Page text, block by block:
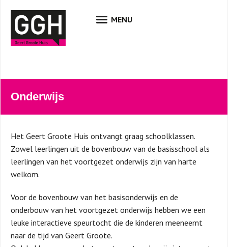
Onderwijs
Het Geert Groote Huis ontvangt graag schoolklassen.
Zowel leerlingen uit de bovenbouw van de basisschool als
leerlingen van het voortgezet onderwijs zijn van harte
welkom.
Voor de bovenbouw van het basisonderwijs en de
onderbouw van het voortgezet onderwijs hebben we een
leuke interactieve speurtocht die de kinderen meeneemt
naar de tijd van Geert Groote.